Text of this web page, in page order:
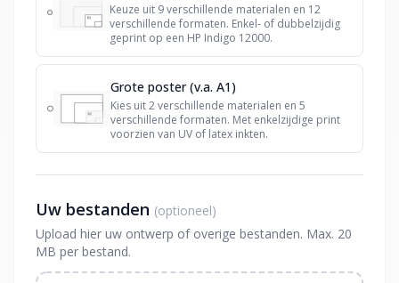
Keuze uit 9 verschillende materialen en 12
verschillende formaten. Enkel- of dubbelzijdig
geprint op een HP Indigo 12000.
Grote poster (v.a. A1)
Kies uit 2 verschillende materialen en 5
verschillende formaten. Met enkelzijdige print
voorzien van UV of latex inkten.
Uw bestanden (optioneel)
Upload hier uw ontwerp of overige bestanden. Max. 20
MB per bestand.